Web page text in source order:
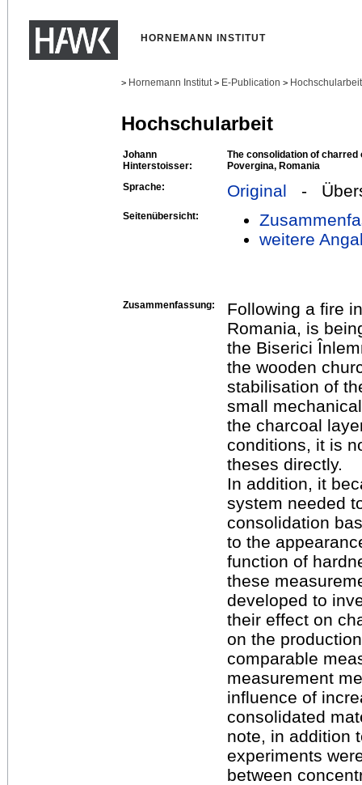
HORNEMANN INSTITUT
> Hornemann Institut > E-Publication >
Hochschularbeit
Johann
Hinterstoisser:
The consolidation of charred
Povergina, Romania
Sprache:
Original -
Seitenübersicht:
weitere
Zusammenfassung:
Following a fire
Romania, is
the Biserici
the wooden
stabilisation of
small
the charcoal
conditions, it is
theses directly.
In addition, it
system needed
consolidation
to the
function of
these
developed to
their effect on
on the
comparable
measurement
influence of
consolidated
note, in addition
experiments
between